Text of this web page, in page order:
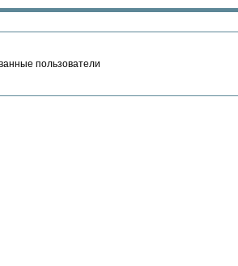
пользователи